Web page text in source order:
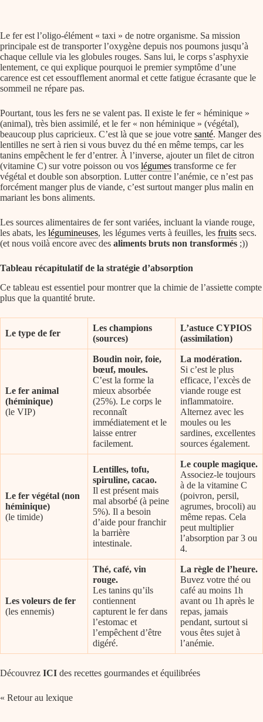
Le fer est l’oligo-élément « taxi » de notre organisme. Sa mission
principale est de transporter l’oxygène depuis nos poumons jusqu’à
chaque cellule via les globules rouges. Sans lui, le corps s’asphyxie
lentement, ce qui explique pourquoi le premier symptôme d’une
carence est cet essoufflement anormal et cette fatigue écrasante que le
sommeil ne répare pas.
Pourtant, tous les fers ne se valent pas. Il existe le fer « héminique »
(animal), très bien assimilé, et le fer « non héminique » (végétal),
beaucoup plus capricieux. C’est là que se joue votre santé. Manger des
lentilles ne sert à rien si vous buvez du thé en même temps, car les
tanins empêchent le fer d’entrer. À l’inverse, ajouter un filet de citron
(vitamine C) sur votre poisson ou vos légumes transforme ce fer
végétal et double son absorption. Lutter contre l’anémie, ce n’est pas
forcément manger plus de viande, c’est surtout manger plus malin en
mariant les bons aliments.
Les sources alimentaires de fer sont variées, incluant la viande rouge,
les abats, les légumineuses, les légumes verts à feuilles, les fruits secs.
(et nous voilà encore avec des aliments bruts non transformés ;))
Tableau récapitulatif de la stratégie d’absorption
Ce tableau est essentiel pour montrer que la chimie de l’assiette compte
plus que la quantité brute.
Le type de fer
Les champions
(sources)
L’astuce CYPIOS
(assimilation)
Le fer animal
(héminique)
(le VIP)
Boudin noir, foie,
bœuf, moules.
C’est la forme la
mieux absorbée
(25%). Le corps le
reconnaît
immédiatement et le
laisse entrer
facilement.
La modération.
Si c’est le plus
efficace, l’excès de
viande rouge est
inflammatoire.
Alternez avec les
moules ou les
sardines, excellentes
sources également.
Le fer végétal (non
héminique)
(le timide)
Lentilles, tofu,
spiruline, cacao.
Il est présent mais
mal absorbé (à peine
5%). Il a besoin
d’aide pour franchir
la barrière
intestinale.
Le couple magique.
Associez-le toujours
à de la vitamine C
(poivron, persil,
agrumes, brocoli) au
même repas. Cela
peut multiplier
l’absorption par 3 ou
4.
Les voleurs de fer
(les ennemis)
Thé, café, vin
rouge.
Les tanins qu’ils
contiennent
capturent le fer dans
l’estomac et
l’empêchent d’être
digéré.
La règle de l’heure.
Buvez votre thé ou
café au moins 1h
avant ou 1h après le
repas, jamais
pendant, surtout si
vous êtes sujet à
l’anémie.
Découvrez ICI des recettes gourmandes et équilibrées
« Retour au lexique